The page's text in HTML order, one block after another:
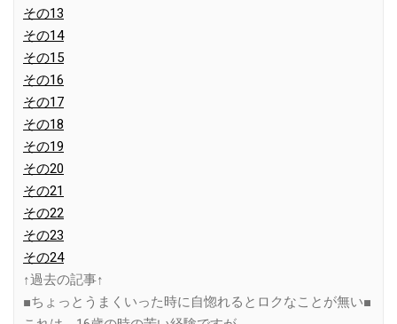
その13
その14
その15
その16
その17
その18
その19
その20
その21
その22
その23
その24
↑過去の記事↑
■ちょっとうまくいった時に自惚れるとロクなことが無い■